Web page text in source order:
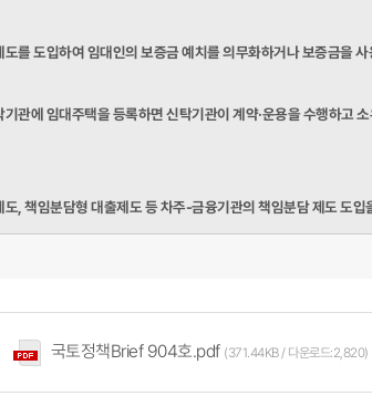
를 도입하여 임대인의 보증금 예치를 의무화하거나 보증금을
관에 임대주택을 등록하면 신탁기관이 계약·운용을 수행하고
도, 책임분담형 대출제도 등 차주-금융기관의 책임분담 제도 도
국토정책Brief 904호.pdf (371.44KB / 다운로드:2,820)